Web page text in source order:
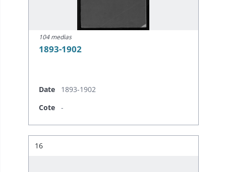
104 medias
1893-1902
Date
1893-1902
Cote
-
Résultat n°
16